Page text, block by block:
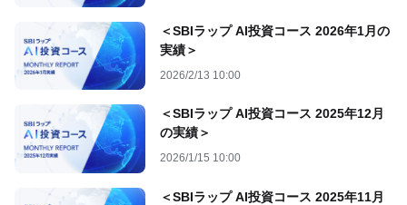
＜SBIラップ AI投資コース 2026年1月の
実績＞
2026/2/13 10:00
＜SBIラップ AI投資コース 2025年12月
の実績＞
2026/1/15 10:00
＜SBIラップ AI投資コース 2025年11月